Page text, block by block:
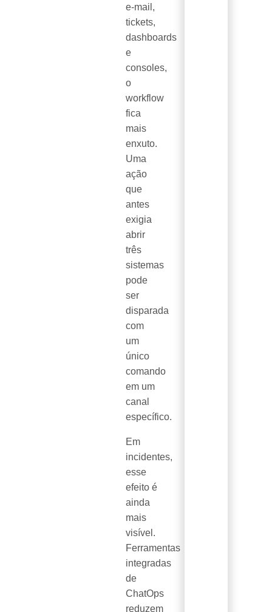
e-mail,
tickets,
dashboards
e
consoles,
o
workflow
fica
mais
enxuto.
Uma
ação
que
antes
exigia
abrir
três
sistemas
pode
ser
disparada
com
um
único
comando
em um
canal
específico.
Em
incidentes,
esse
efeito é
ainda
mais
visível.
Ferramentas
integradas
de
ChatOps
reduzem